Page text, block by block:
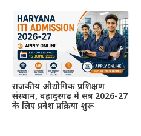
राजकीय औद्योगिक प्रशिक्षण
संस्थान, बहादुरगढ़ में सत्र 2026-27
के लिए प्रवेश प्रक्रिया शुरू